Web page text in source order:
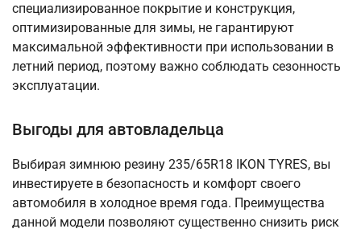
специализированное покрытие и конструкция,
оптимизированные для зимы, не гарантируют
максимальной эффективности при использовании в
летний период, поэтому важно соблюдать сезонность
эксплуатации.
Выгоды для автовладельца
Выбирая зимнюю резину 235/65R18 IKON TYRES, вы
инвестируете в безопасность и комфорт своего
автомобиля в холодное время года. Преимущества
данной модели позволяют существенно снизить риск